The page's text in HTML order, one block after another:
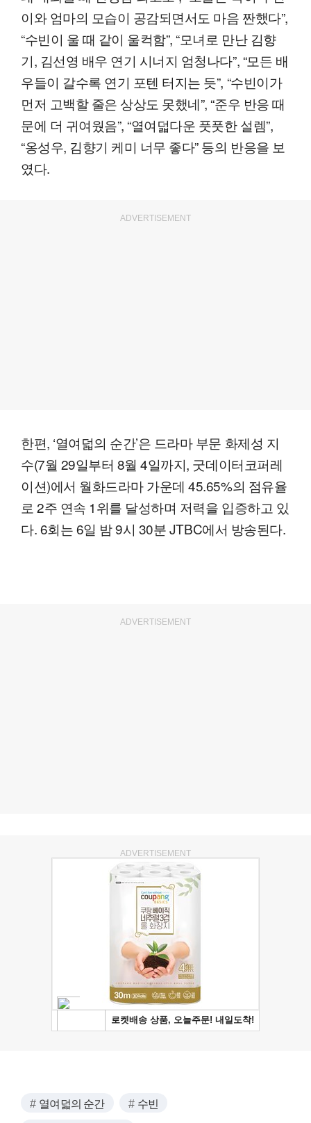
이와 엄마의 모습이 공감되면서도 마음 짠했다”,
“수빈이 울 때 같이 울컥함”, “모녀로 만난 김향
기, 김선영 배우 연기 시너지 엄청나다”, “모든 배
우들이 갈수록 연기 포텐 터지는 듯”, “수빈이가
먼저 고백할 줄은 상상도 못했네”, “준우 반응 때
문에 더 귀여웠음”, “열여덟다운 풋풋한 설렘”,
“옹성우, 김향기 케미 너무 좋다” 등의 반응을 보
였다.
ADVERTISEMENT
한편, ‘열여덟의 순간’은 드라마 부문 화제성 지
수(7월 29일부터 8월 4일까지, 굿데이터코퍼레
이션)에서 월화드라마 가운데 45.65%의 점유율
로 2주 연속 1위를 달성하며 저력을 입증하고 있
다. 6회는 6일 밤 9시 30분 JTBC에서 방송된다.
ADVERTISEMENT
ADVERTISEMENT
열여덟의 순간 수빈